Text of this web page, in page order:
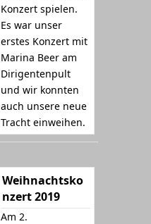
Konzert spielen.
Es war unser
erstes Konzert mit
Marina Beer am
Dirigentenpult
und wir konnten
auch unsere neue
Tracht einweihen.
Weihnachtsko
nzert 2019
Am 2.